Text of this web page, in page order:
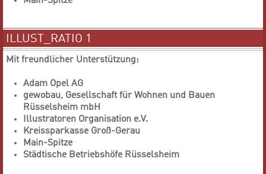
ILLUST_RATIO 1
Mit freundlicher Unterstützung:
Adam Opel AG
gewobau, Gesellschaft für Wohnen und Bauen
Rüsselsheim mbH
Illustratoren Organisation e.V.
Kreissparkasse Groß-Gerau
Main-Spitze
Städtische Betriebshöfe Rüsselsheim